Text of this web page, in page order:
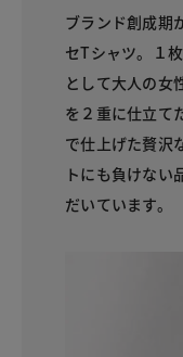
ブランド創成期
セTシャツ。１
として大人の女
を２重に仕立て
で仕上げた贅沢
トにも負けない
だいています。